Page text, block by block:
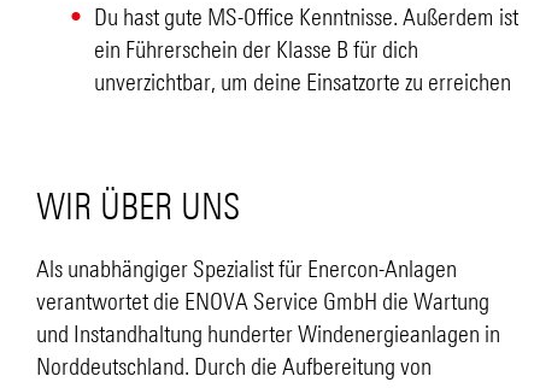
Du hast gute MS-Office Kenntnisse. Außerdem ist
ein Führerschein der Klasse B für dich
unverzichtbar, um deine Einsatzorte zu erreichen
WIR ÜBER UNS
Als unabhängiger Spezialist für Enercon-Anlagen
verantwortet die ENOVA Service GmbH die Wartung
und Instandhaltung hunderter Windenergieanlagen in
Norddeutschland. Durch die Aufbereitung von